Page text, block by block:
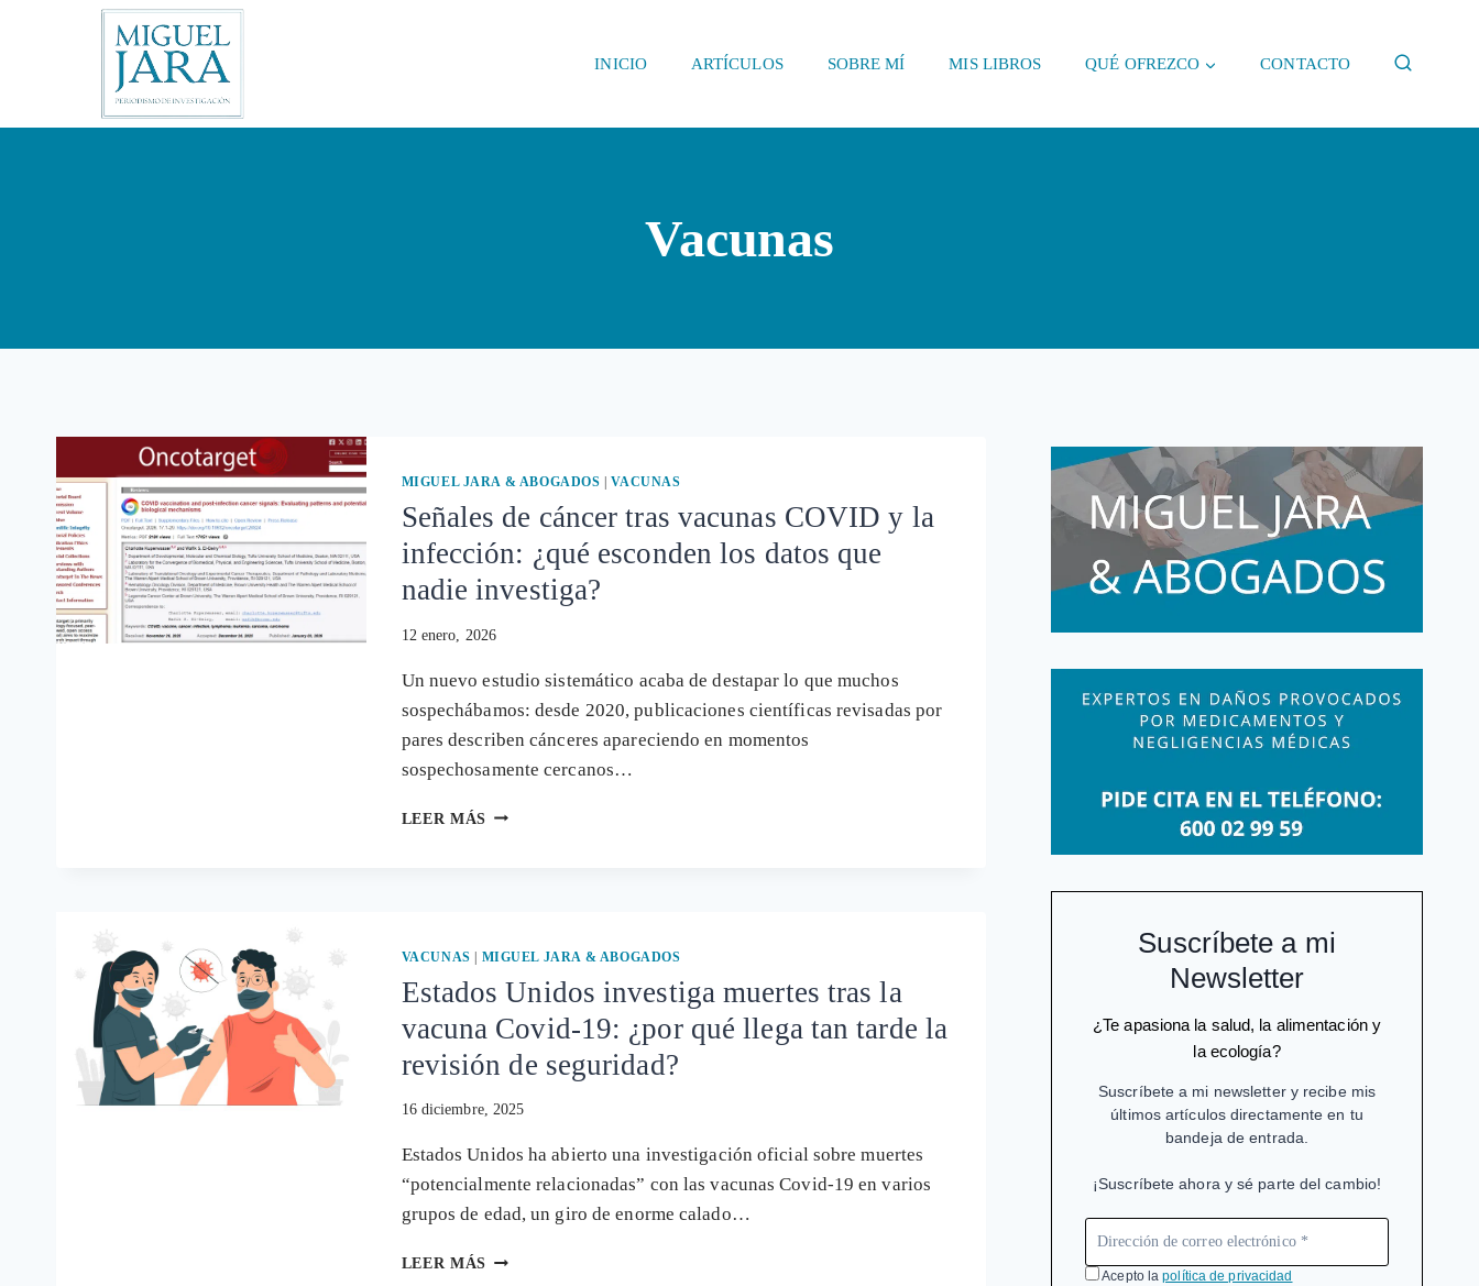
INICIO ARTÍCULOS SOBRE MÍ MIS LIBROS QUÉ OFREZCO CONTACTO
Vacunas
MIGUEL JARA & ABOGADOS |VACUNAS
Señales de cáncer tras vacunas COVID y la
infección: ¿qué esconden los datos que
nadie investiga?
12 enero, 2026
Un nuevo estudio sistemático acaba de destapar lo que muchos
sospechábamos: desde 2020, publicaciones científicas revisadas por
pares describen cánceres apareciendo en momentos
sospechosamente cercanos…
LEER MÁS SEÑALES
Y
INFECCIÓN:
¿QUÉ
ESCONDEN
LOS
QUE
INVESTIGA?
VACUNAS | MIGUEL JARA & ABOGADOS
Estados Unidos investiga muertes tras la
vacuna Covid-19: ¿por qué llega tan tarde la
revisión de seguridad?
16 diciembre, 2025
Estados Unidos ha abierto una investigación oficial sobre muertes
“potencialmente relacionadas” con las vacunas Covid-19 en varios
grupos de edad, un giro de enorme calado…
LEER MÁS ESTADOS
Suscríbete a mi
Newsletter
¿Te apasiona la salud, la alimentación y
la ecología?
Suscríbete a mi newsletter y recibe mis
últimos artículos directamente en tu
bandeja de entrada.
¡Suscríbete ahora y sé parte del cambio!
Acepto lapolítica de privacidad